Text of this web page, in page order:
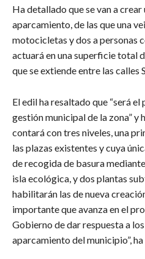
Ha detallado que se van a
aparcamiento, de las que una
motocicletas y dos a personas
actuará en una superficie total
que se extiende entre las calles
El edil ha resaltado que “será
gestión municipal de la zona” y
contará con tres niveles, una
las plazas existentes y cuya
de recogida de basura
isla ecológica, y dos plantas
habilitarán las de nueva
importante que avanza en el
Gobierno de dar respuesta a
aparcamiento del municipio”,